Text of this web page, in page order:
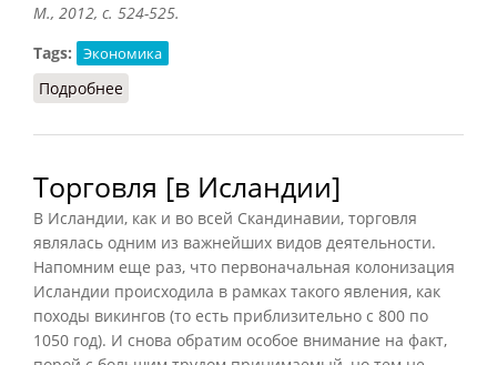
М., 2012, с. 524-525.
Tags:
Экономика
Подробнее
Торговля [в Исландии]
В Исландии, как и во всей Скандинавии, торговля
являлась одним из важнейших видов деятельности.
Напомним еще раз, что первоначальная колонизация
Исландии происходила в рамках такого явления, как
походы викингов (то есть приблизительно с 800 по
1050 год). И снова обратим особое внимание на факт,